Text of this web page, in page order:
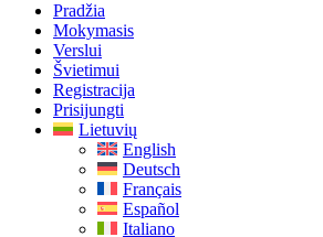
Pradžia
Mokymasis
Verslui
Švietimui
Registracija
Prisijungti
Lietuvių
English
Deutsch
Français
Español
Italiano